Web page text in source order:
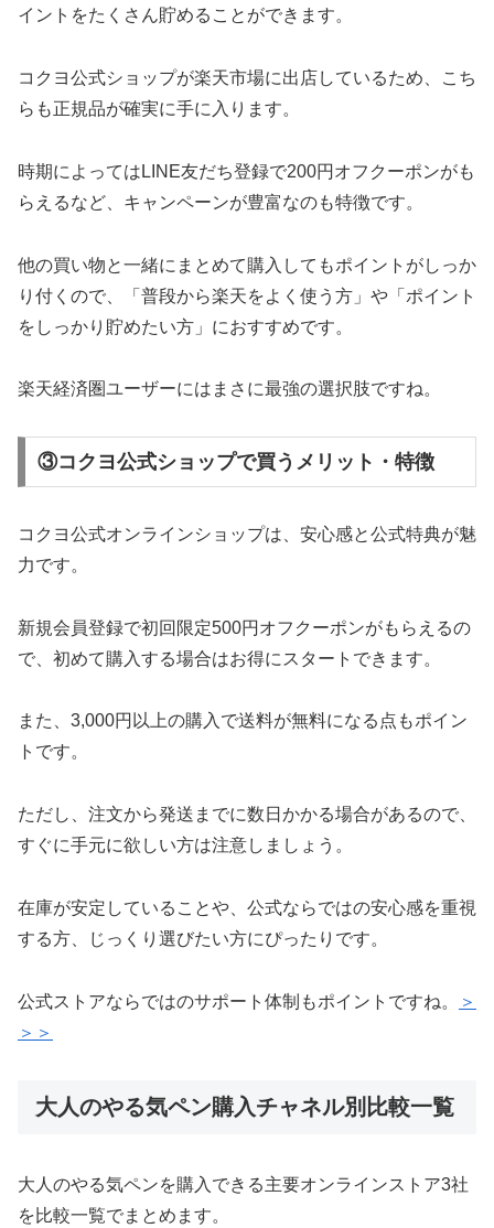
イントをたくさん貯めることができます。
コクヨ公式ショップが楽天市場に出店しているため、こち
らも正規品が確実に手に入ります。
時期によってはLINE友だち登録で200円オフクーポンがも
らえるなど、キャンペーンが豊富なのも特徴です。
他の買い物と一緒にまとめて購入してもポイントがしっか
り付くので、「普段から楽天をよく使う方」や「ポイント
をしっかり貯めたい方」におすすめです。
楽天経済圏ユーザーにはまさに最強の選択肢ですね。
③コクヨ公式ショップで買うメリット・特徴
コクヨ公式オンラインショップは、安心感と公式特典が魅
力です。
新規会員登録で初回限定500円オフクーポンがもらえるの
で、初めて購入する場合はお得にスタートできます。
また、3,000円以上の購入で送料が無料になる点もポイン
トです。
ただし、注文から発送までに数日かかる場合があるので、
すぐに手元に欲しい方は注意しましょう。
在庫が安定していることや、公式ならではの安心感を重視
する方、じっくり選びたい方にぴったりです。
公式ストアならではのサポート体制もポイントですね。
＞
＞＞
大人のやる気ペン購入チャネル別比較一覧
大人のやる気ペンを購入できる主要オンラインストア3社
を比較一覧でまとめます。